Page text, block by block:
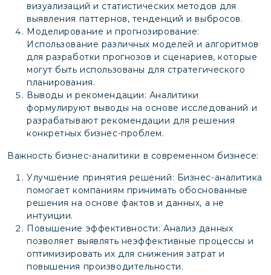
визуализаций и статистических методов для
выявления паттернов, тенденций и выбросов.
Моделирование и прогнозирование:
Использование различных моделей и алгоритмов
для разработки прогнозов и сценариев, которые
могут быть использованы для стратегического
планирования.
Выводы и рекомендации: Аналитики
формулируют выводы на основе исследований и
разрабатывают рекомендации для решения
конкретных бизнес-проблем.
Важность бизнес-аналитики в современном бизнесе:
Улучшение принятия решений: Бизнес-аналитика
помогает компаниям принимать обоснованные
решения на основе фактов и данных, а не
интуиции.
Повышение эффективности: Анализ данных
позволяет выявлять неэффективные процессы и
оптимизировать их для снижения затрат и
повышения производительности.